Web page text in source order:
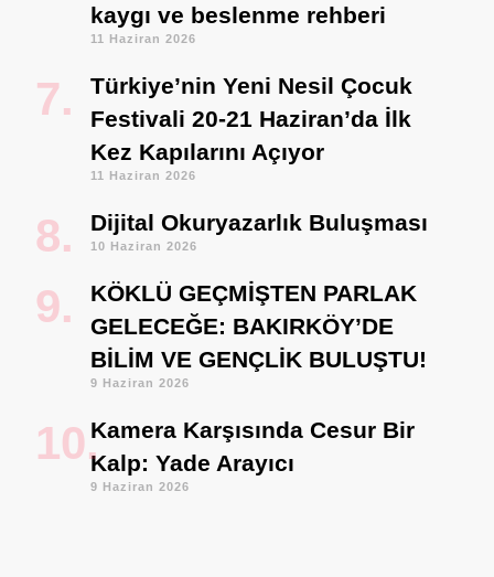
kaygı ve beslenme rehberi
11 Haziran 2026
Türkiye’nin Yeni Nesil Çocuk
Festivali 20-21 Haziran’da İlk
Kez Kapılarını Açıyor
11 Haziran 2026
Dijital Okuryazarlık Buluşması
10 Haziran 2026
KÖKLÜ GEÇMİŞTEN PARLAK
GELECEĞE: BAKIRKÖY’DE
BİLİM VE GENÇLİK BULUŞTU!
9 Haziran 2026
Kamera Karşısında Cesur Bir
Kalp: Yade Arayıcı
9 Haziran 2026